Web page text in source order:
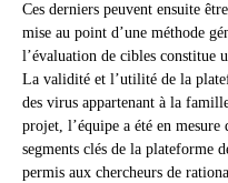
Ces derniers peuvent ensuite
mise au point d’une méthode
l’évaluation de cibles constitue
La validité et l’utilité de la
des virus appartenant à la
projet, l’équipe a été en
segments clés de la plateforme
permis aux chercheurs de